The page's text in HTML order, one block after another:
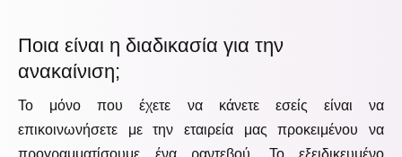
Ποια είναι η διαδικασία για την
ανακαίνιση;
Το μόνο που έχετε να κάνετε εσείς είναι να
επικοινωνήσετε με την εταιρεία μας προκειμένου να
προγραμματίσουμε ένα ραντεβού. Το εξειδικευμένο